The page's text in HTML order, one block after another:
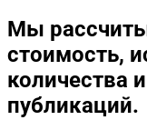
Мы
стоимость,
количества
публикаций.